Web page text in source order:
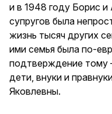
и в 1948 году Борис
супругов была
жизнь тысяч других
ими семья была по-
подтверждение тому
дети, внуки и
Яковлевны.